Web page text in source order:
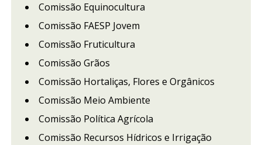
Comissão Equinocultura
Comissão FAESP Jovem
Comissão Fruticultura
Comissão Grãos
Comissão Hortaliças, Flores e Orgânicos
Comissão Meio Ambiente
Comissão Política Agrícola
Comissão Recursos Hídricos e Irrigação